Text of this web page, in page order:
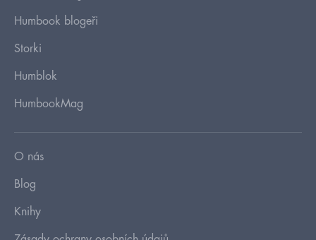
Humbook blogeři
Storki
Humblok
HumbookMag
O nás
Blog
Knihy